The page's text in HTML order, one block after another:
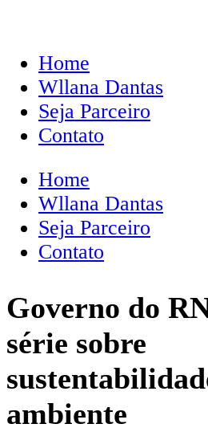
Home
Wllana Dantas
Seja Parceiro
Contato
Home
Wllana Dantas
Seja Parceiro
Contato
Governo do
série sobre
ambiente